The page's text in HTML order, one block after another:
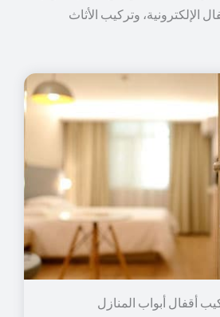
أقفال أبواب المنازل